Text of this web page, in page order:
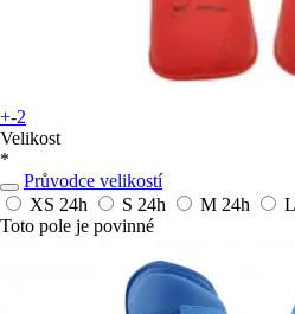
+-2
Velikost
*
Průvodce velikostí
XS 24h S 24h M 24h L
Toto pole je povinné